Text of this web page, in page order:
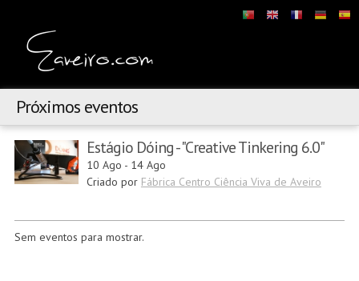
Próximos eventos
Estágio Dóing - "Creative Tinkering 6.0"
10 Ago - 14 Ago
Criado por Fábrica Centro Ciência Viva de Aveiro
Sem eventos para mostrar.